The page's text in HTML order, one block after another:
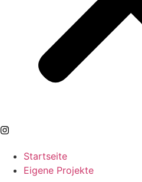
Startseite
Eigene Projekte